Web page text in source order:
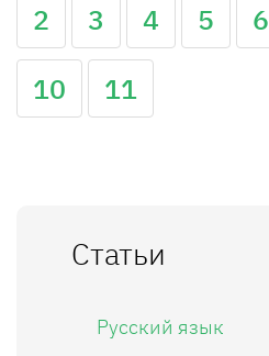
2 3 4 5 6
10
11
Статьи
Русский язык